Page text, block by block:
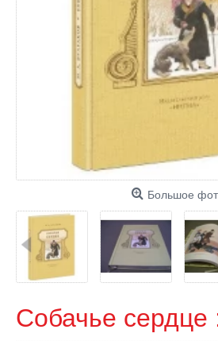
Большое
Собачье сердце